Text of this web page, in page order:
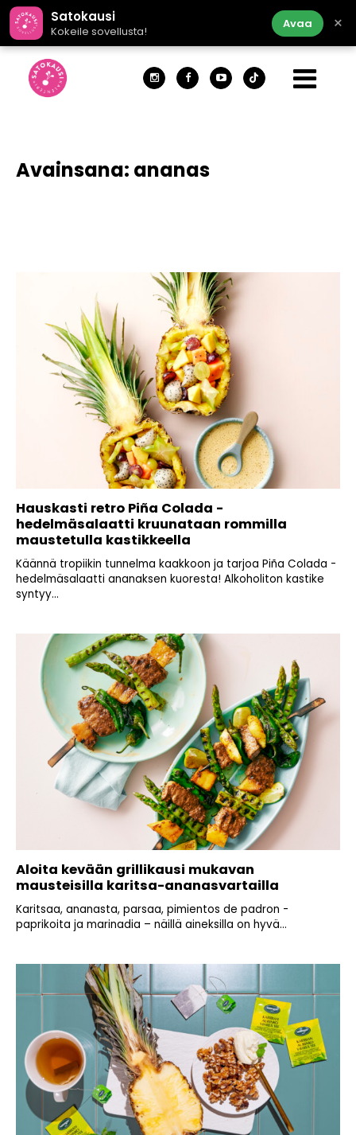
Satokausi
Kokeile sovellusta!
Avaa ×
Avainsana: ananas
Hauskasti retro Piña Colada -
hedelmäsalaatti kruunataan rommilla
maustetulla kastikkeella
Käännä tropiikin tunnelma kaakkoon ja tarjoa Piña Colada -
hedelmäsalaatti ananaksen kuoresta! Alkoholiton kastike
syntyy...
Aloita kevään grillikausi mukavan
mausteisilla karitsa-ananasvartailla
Karitsaa, ananasta, parsaa, pimientos de padron -
paprikoita ja marinadia – näillä aineksilla on hyvä...